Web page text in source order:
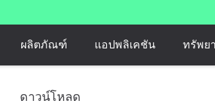
ผลิตภัณฑ์ แอปพลิเคชัน ทรัพย
ดาวน์โหลด